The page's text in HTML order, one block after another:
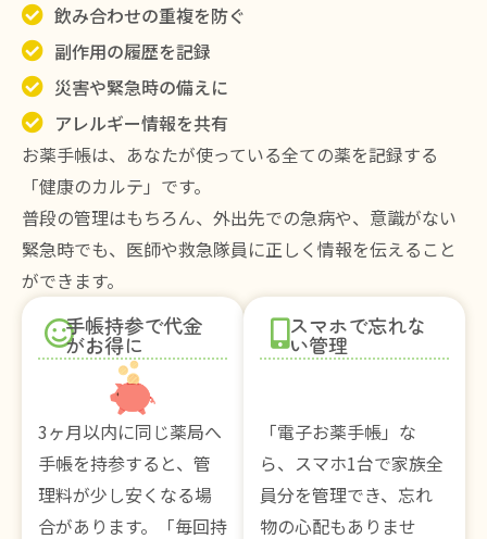
飲み合わせの重複を防ぐ
副作用の履歴を記録
災害や緊急時の備えに
アレルギー情報を共有
お薬手帳は、あなたが使っている全ての薬を記録する
「健康のカルテ」です。
普段の管理はもちろん、外出先での急病や、意識がない
緊急時でも、医師や救急隊員に正しく情報を伝えること
ができます。
手帳持参で代金
がお得に
3ヶ月以内に同じ薬局へ
手帳を持参すると、管
理料が少し安くなる場
合があります。「毎回持
スマホで忘れな
い管理
「電子お薬手帳」な
ら、スマホ1台で家族全
員分を管理でき、忘れ
物の心配もありませ